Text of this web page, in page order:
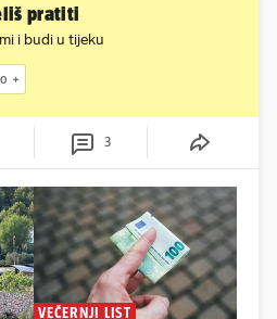
pratiti
i budi u tijeku
3